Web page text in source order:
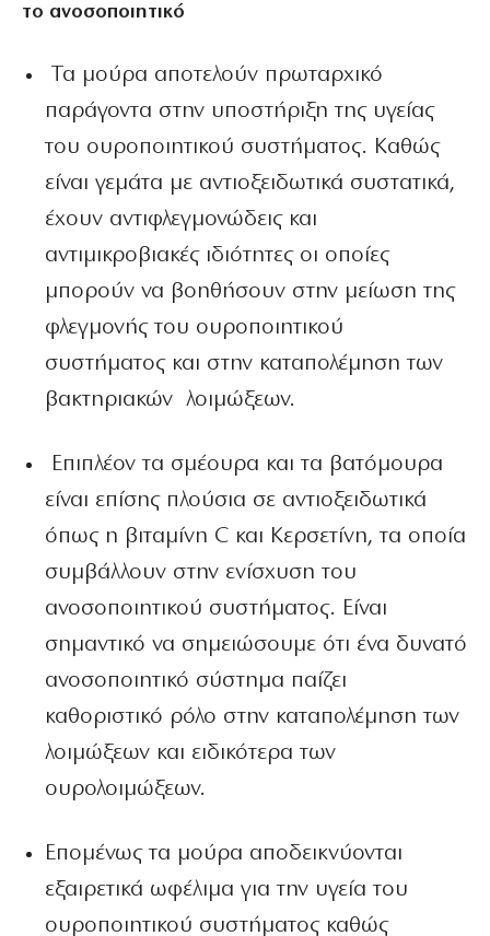
το ανοσοποιητικό
Τα μούρα αποτελούν πρωταρχικό
παράγοντα στην υποστήριξη της υγείας
του ουροποιητικού συστήματος. Καθώς
είναι γεμάτα με αντιοξειδωτικά συστατικά,
έχουν αντιφλεγμονώδεις και
αντιμικροβιακές ιδιότητες οι οποίες
μπορούν να βοηθήσουν στην μείωση της
φλεγμονής του ουροποιητικού
συστήματος και στην καταπολέμηση των
βακτηριακών λοιμώξεων.
Επιπλέον τα σμέουρα και τα βατόμουρα
είναι επίσης πλούσια σε αντιοξειδωτικά
όπως η βιταμίνη C και Kερσετίνη, τα οποία
συμβάλλουν στην ενίσχυση του
ανοσοποιητικού συστήματος. Είναι
σημαντικό να σημειώσουμε ότι ένα δυνατό
ανοσοποιητικό σύστημα παίζει
καθοριστικό ρόλο στην καταπολέμηση των
λοιμώξεων και ειδικότερα των
ουρολοιμώξεων.
Επομένως τα μούρα αποδεικνύονται
εξαιρετικά ωφέλιμα για την υγεία του
ουροποιητικού συστήματος καθώς